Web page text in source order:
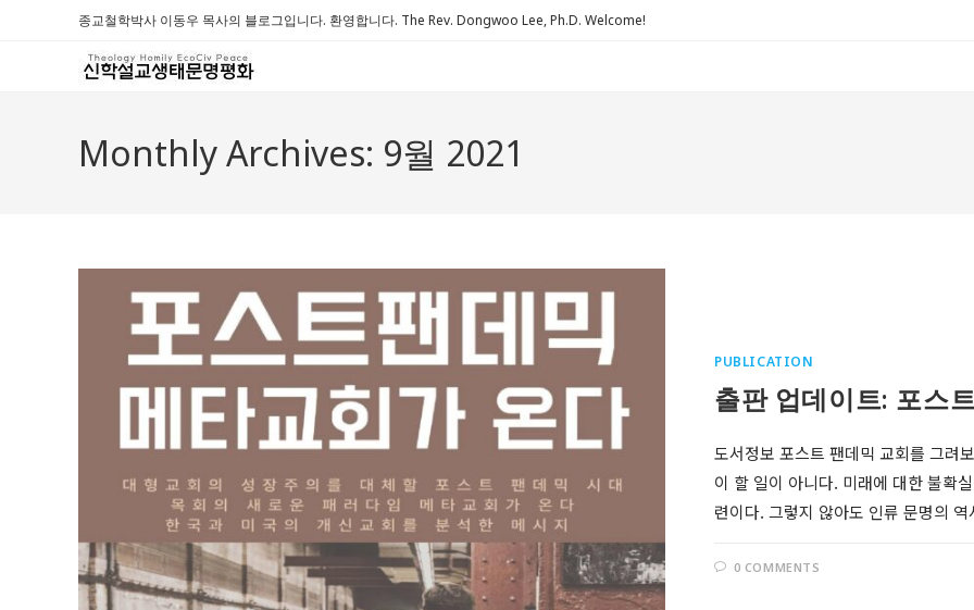
종교철학박사 이동우 목사의 블로그입니다. 환영합니다. The Rev. Dongwoo Lee, Ph.D. Welcome!
Monthly Archives: 9월 2021
PUBLICATION
출판 업데이트: 포스
도서정보 포스트 팬데믹 교회를 그려
이 할 일이 아니다. 미래에 대한 불확
련이다. 그렇지 않아도 인류 문명의
0 COMMENTS